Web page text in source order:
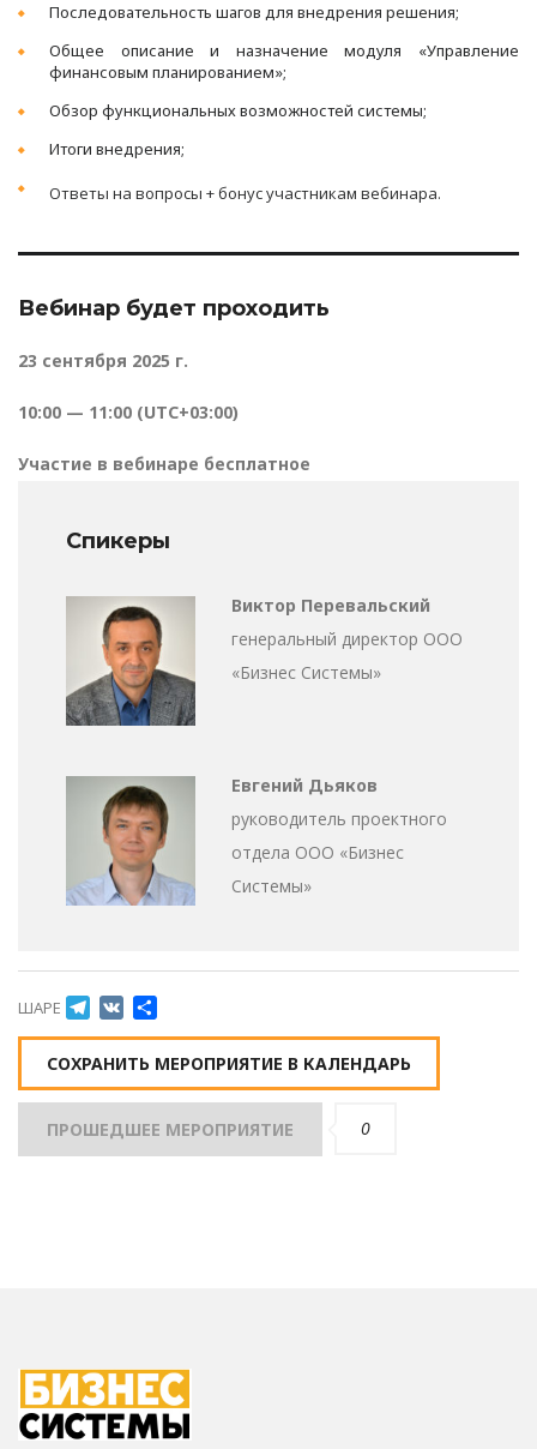
Последовательность шагов для внедрения решения;
Общее описание и назначение модуля «Управление
финансовым планированием»;
Обзор функциональных возможностей системы;
Итоги внедрения;
Ответы на вопросы + бонус участникам вебинара.
Вебинар будет проходить
23 сентября 2025 г.
10:00 — 11:00 (UTC+03:00)
Участие в вебинаре бесплатное
Спикеры
Виктор Перевальский
генеральный директор ООО
«Бизнес Системы»
Евгений Дьяков
руководитель проектного
отдела ООО «Бизнес
Системы»
ШАРЕ Telegram
VK
СОХРАНИТЬ МЕРОПРИЯТИЕ В КАЛЕНДАРЬ
ПРОШЕДШЕЕ МЕРОПРИЯТИЕ 0